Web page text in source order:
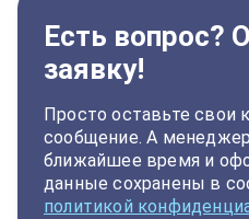
Есть вопрос?
заявку!
Просто оставьте свои
сообщение. А
ближайшее время и
данные сохранены в
политикой